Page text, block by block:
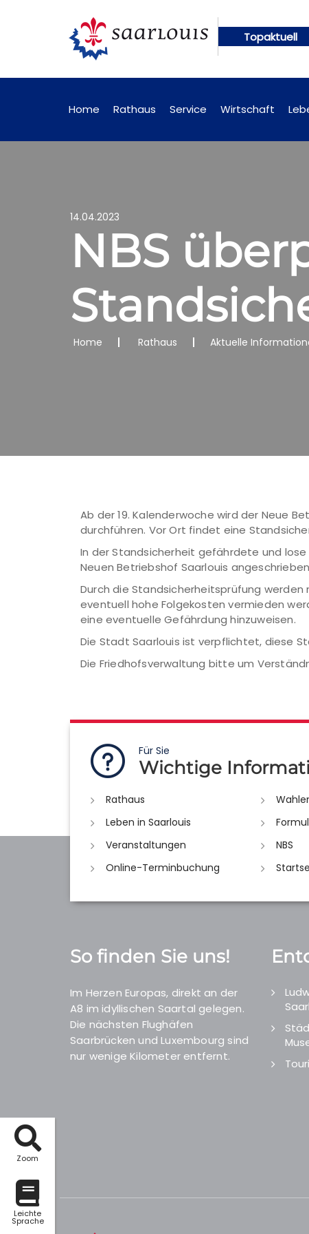
Zoom
Leichte
Sprache
Topaktuell
online abrufbar Öffentliche
Home Rathaus Service Wirtschaft
14.04.2023
NBS
Home Rathaus Aktuelle
Ab der 19. Kalenderwoche wird der Neue
durchführen. Vor Ort findet eine
In der Standsicherheit gefährdete und
Neuen Betriebshof Saarlouis
Durch die Standsicherheitsprüfung
eventuell hohe Folgekosten vermieden
eine eventuelle Gefährdung hinzuweisen.
Die Stadt Saarlouis ist verpflichtet, diese
Die Friedhofsverwaltung bitte um
Für Sie
Wichtige
Rathaus
Leben in Saarlouis
Veranstaltungen
NBS
Online-Terminbuchung
So finden Sie uns!
Im Herzen Europas, direkt an der
A8 im idyllischen Saartal gelegen.
Die nächsten Flughäfen
Saarbrücken und Luxembourg sind
nur wenige Kilometer entfernt.